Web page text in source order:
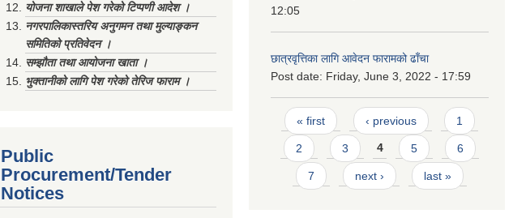
योजना शाखाले पेश गरेको टिप्पणी आदेश ।
नगरपालिकास्तरिय अनुगमन तथा मुल्याङ्कन
समितिको प्रतिवेदन ।
सम्झौता तथा आयोजना खाता ।
भुक्तानीको लागि पेश गरेको तेरिज फाराम ।
Public
Procurement/Tender
Notices
12:05
छात्रवृत्तिका लागि आवेदन फारामको ढाँचा
Post date: Friday, June 3, 2022 - 17:59
Pages
« first ‹ previous 1
2 3 4 5 6
7 next › last »